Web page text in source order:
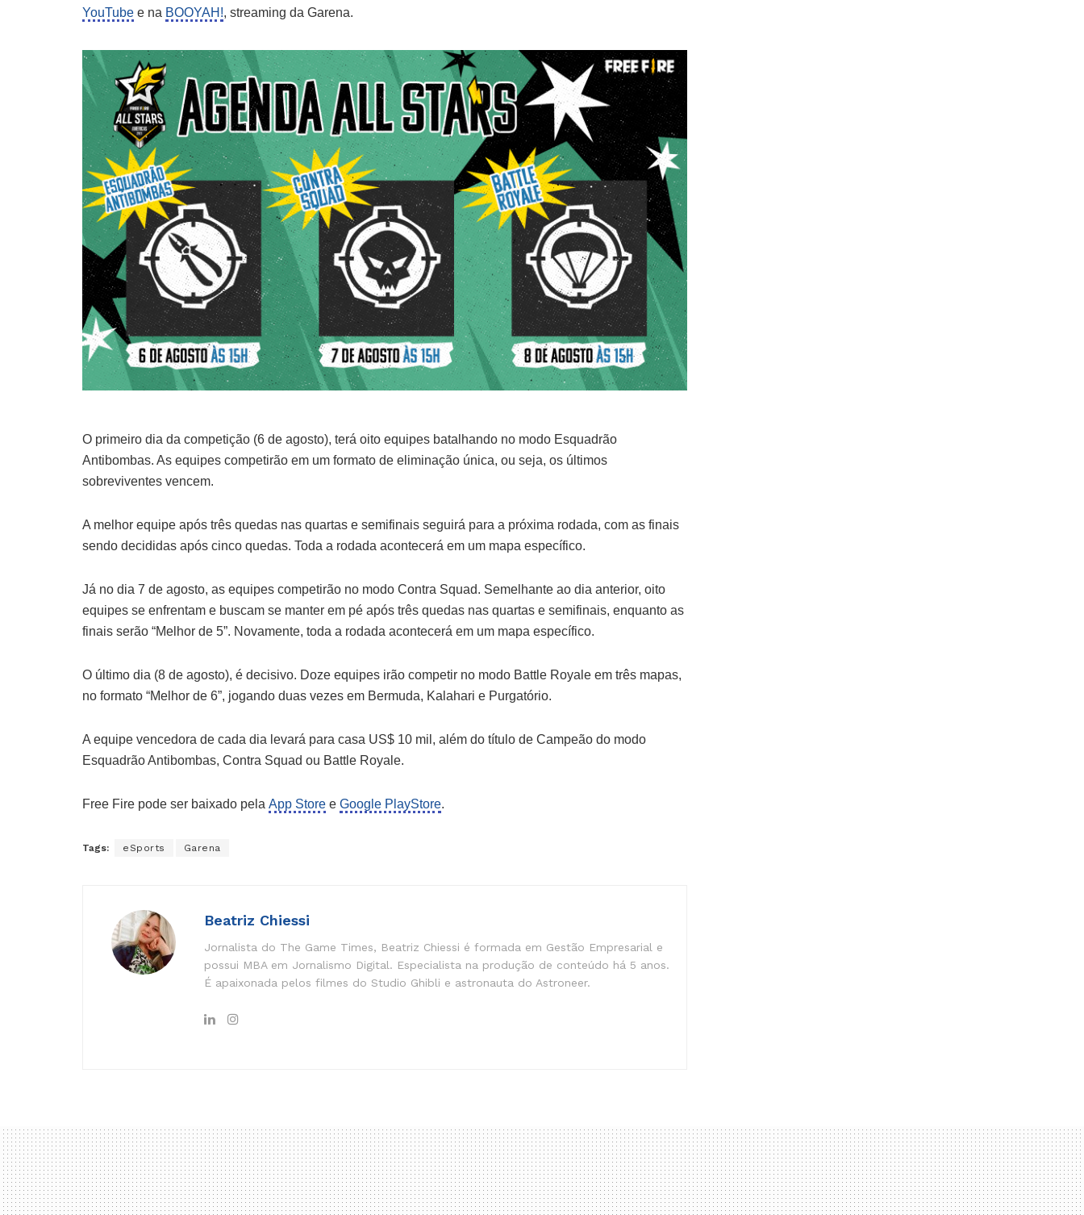
YouTube e na BOOYAH!, streaming da Garena.
O primeiro dia da competição (6 de agosto), terá oito equipes batalhando no modo Esquadrão
Antibombas. As equipes competirão em um formato de eliminação única, ou seja, os últimos
sobreviventes vencem.
A melhor equipe após três quedas nas quartas e semifinais seguirá para a próxima rodada, com as finais
sendo decididas após cinco quedas. Toda a rodada acontecerá em um mapa específico.
Já no dia 7 de agosto, as equipes competirão no modo Contra Squad. Semelhante ao dia anterior, oito
equipes se enfrentam e buscam se manter em pé após três quedas nas quartas e semifinais, enquanto as
finais serão “Melhor de 5”. Novamente, toda a rodada acontecerá em um mapa específico.
O último dia (8 de agosto), é decisivo. Doze equipes irão competir no modo Battle Royale em três mapas,
no formato “Melhor de 6”, jogando duas vezes em Bermuda, Kalahari e Purgatório.
A equipe vencedora de cada dia levará para casa US$ 10 mil, além do título de Campeão do modo
Esquadrão Antibombas, Contra Squad ou Battle Royale.
Free Fire pode ser baixado pela App Store e Google PlayStore.
Tags: eSports Garena
Beatriz Chiessi
Jornalista do The Game Times, Beatriz Chiessi é formada em Gestão Empresarial e
possui MBA em Jornalismo Digital. Especialista na produção de conteúdo há 5 anos.
É apaixonada pelos filmes do Studio Ghibli e astronauta do Astroneer.